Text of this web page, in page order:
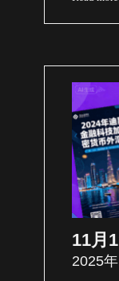
11月
2025